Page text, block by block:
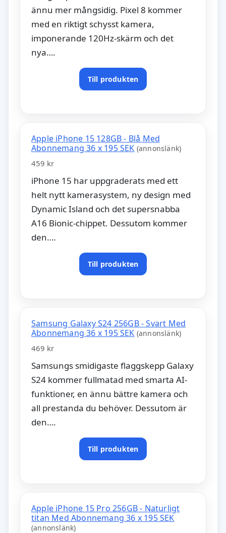
ännu mer mångsidig. Pixel 8 kommer
med en riktigt schysst kamera,
imponerande 120Hz-skärm och det
nya….
Till produkten
Apple iPhone 15 128GB - Blå Med
Abonnemang 36 x 195 SEK (annonslänk)
459 kr
iPhone 15 har uppgraderats med ett
helt nytt kamerasystem, ny design med
Dynamic Island och det supersnabba
A16 Bionic-chippet. Dessutom kommer
den….
Till produkten
Samsung Galaxy S24 256GB - Svart Med
Abonnemang 36 x 195 SEK (annonslänk)
469 kr
Samsungs smidigaste flaggskepp Galaxy
S24 kommer fullmatad med smarta AI-
funktioner, en ännu bättre kamera och
all prestanda du behöver. Dessutom är
den….
Till produkten
Apple iPhone 15 Pro 256GB - Naturligt
titan Med Abonnemang 36 x 195 SEK
(annonslänk)